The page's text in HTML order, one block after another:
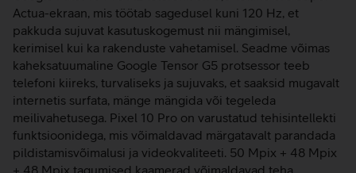
Actua-ekraan, mis töötab sagedusel kuni 120 Hz, et
pakkuda sujuvat kasutuskogemust nii mängimisel,
kerimisel kui ka rakenduste vahetamisel. Seadme võimas
kaheksatuumaline Google Tensor G5 protsessor teeb
telefoni kiireks, turvaliseks ja sujuvaks, et saaksid mugavalt
internetis surfata, mänge mängida või tegeleda
meilivahetusega. Pixel 10 Pro on varustatud tehisintellekti
funktsioonidega, mis võimaldavad märgatavalt parandada
pildistamisvõimalusi ja videokvaliteeti. 50 Mpix + 48 Mpix
+ 48 Mpix tagumised kaamerad võimaldavad teha